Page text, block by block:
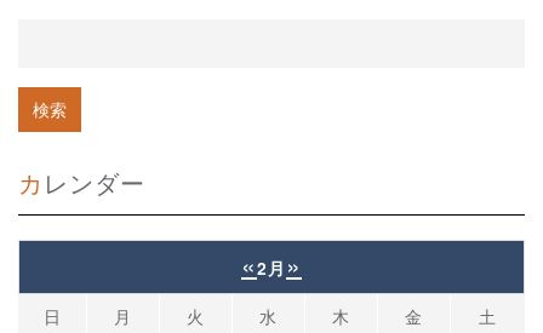
カレンダー
«2月 »
日 月 火 水 木 金
土